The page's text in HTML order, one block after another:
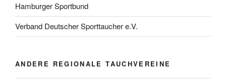
Hamburger Sportbund
Verband Deutscher Sporttaucher e.V.
ANDERE REGIONALE TAUCHVEREINE